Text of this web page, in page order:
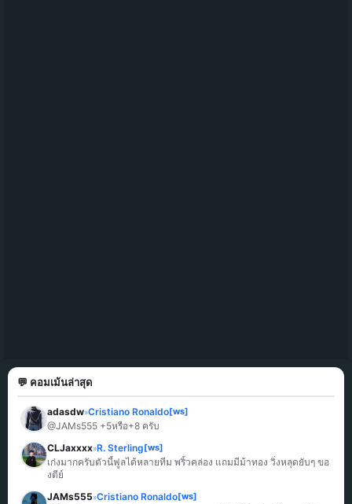
💬 คอมเม้นล่าสุด
adasdw»Cristiano Ronaldo[ws]
@JAMs555 +5หรือ+8 ครับ
CLJaxxxx»R. Sterling[ws]
เก่งมากครับตัวนี้ฟูลได้หลายทีม พริ้วคล่อง แถมมีม้าทอง วิ่งหลุดยับๆ ขอ
งดีย์
JAMs555»Cristiano Ronaldo[ws]